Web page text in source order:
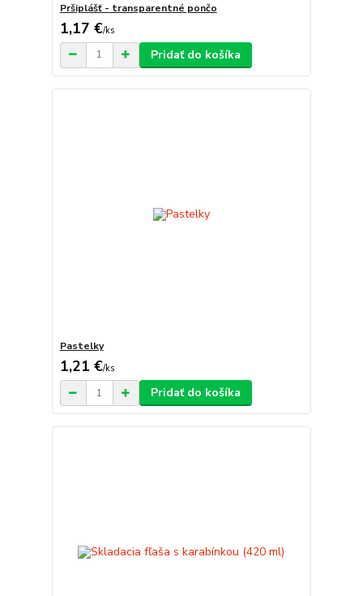
Pršiplášť - transparentné pončo
1,17 €/ks
Pridať do košíka
Pastelky
1,21 €/ks
Pridať do košíka